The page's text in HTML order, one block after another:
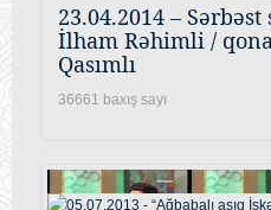
23.04.2014 – Sərbəst
İlham Rəhimli /
Qasımlı
36661 baxış sayı